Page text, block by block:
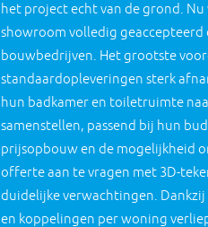
het project echt van de grond.
showroom volledig geaccepteerd
bouwbedrijven. Het grootste
standaardopleveringen sterk
hun badkamer en toiletruimte
samenstellen, passend bij hun
prijsopbouw en de mogelijkheid
offerte aan te vragen met 3D-
duidelijke verwachtingen.
en koppelingen per woning